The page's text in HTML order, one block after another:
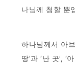
나님께 청할 뿐
하나님께서 아
땅’과 ‘난 곳’,